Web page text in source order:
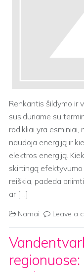
Renkantis šildymo ir
susiduriame su
rodikliai yra
naudoja energiją ir
elektros energiją.
skirtingą
reiškia, padeda
ar […]
Namai Leave a
regionuose: